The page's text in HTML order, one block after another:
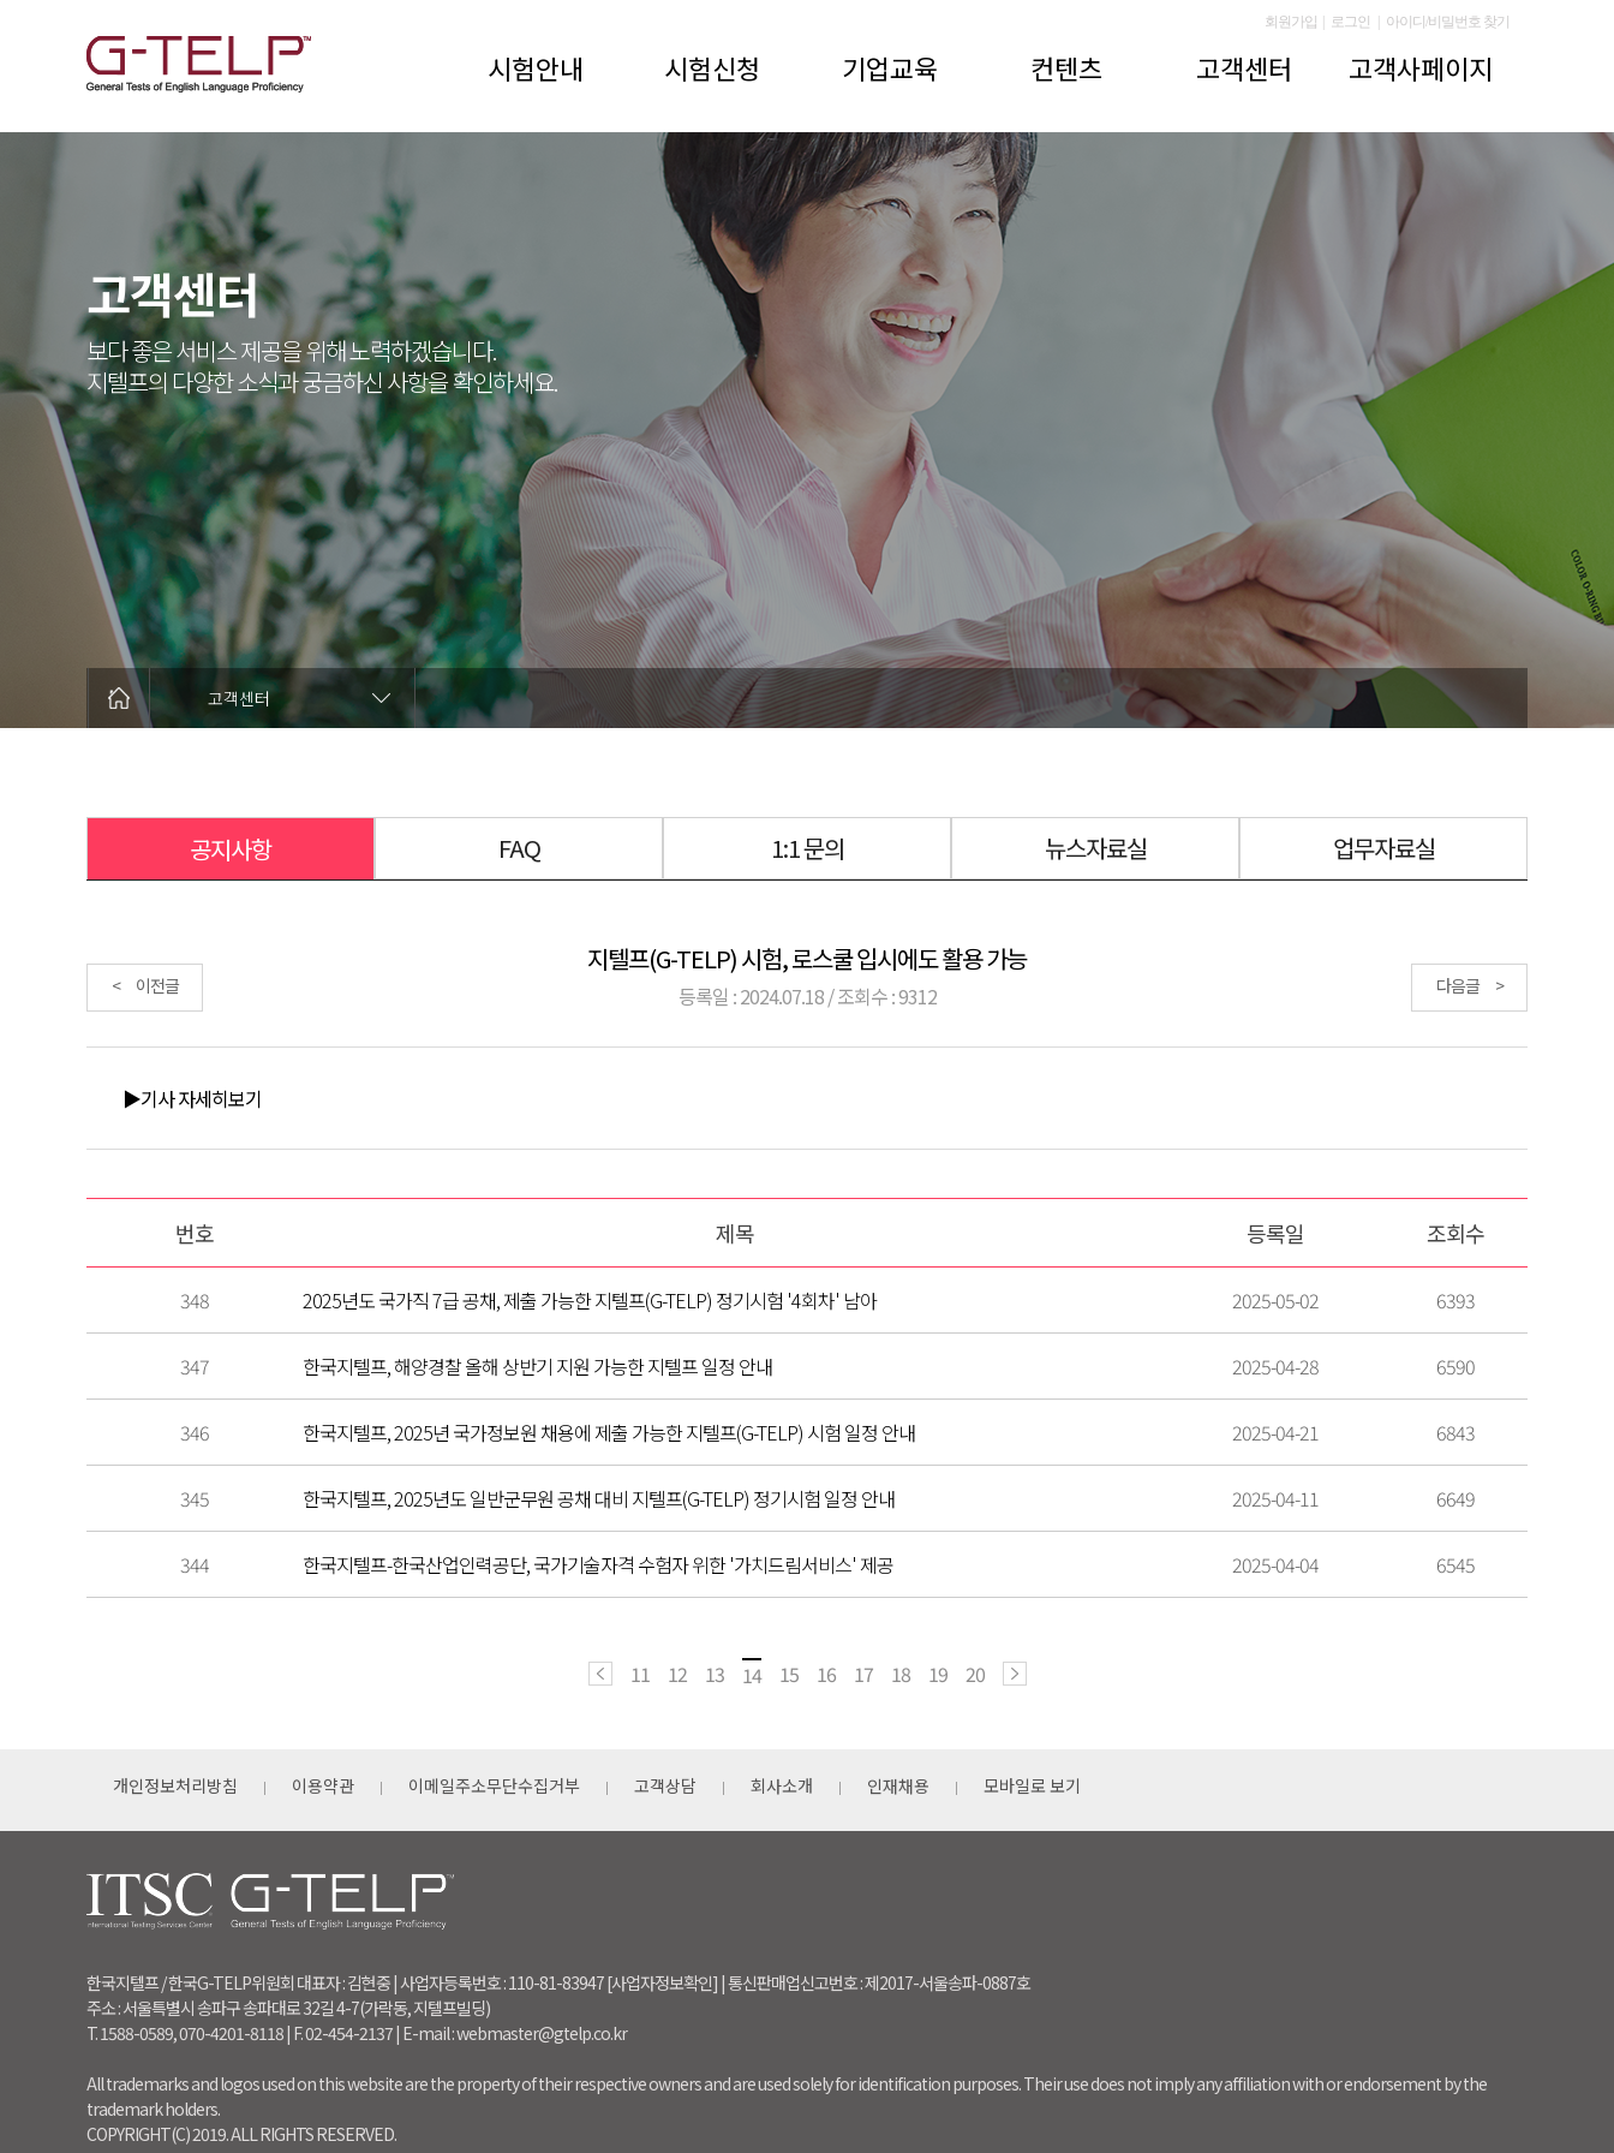
회원가입 로그인 아이디/비밀번호 찾기
시험안내 시험신청 기업교육 컨텐츠 고객센터 고객사페이지
고객센터
보다 좋은 서비스 제공을 위해 노력하겠습니다.
지텔프의 다양한 소식과 궁금하신 사항을 확인하세요.
고객센터
공지사항 FAQ 1:1 문의 뉴스자료실 업무자료실
지텔프(G-TELP) 시험, 로스쿨 입시에도 활용 가능
등록일 : 2024.07.18 / 조회수 : 9312
< 이전글 다음글 >
▶기사 자세히보기
번호 제목 등록일 조회수
348 2025년도 국가직 7급 공채, 제출 가능한 지텔프(G-TELP) 정기시험 '4회차' 남아 2025-05-02 6393
347 한국지텔프, 해양경찰 올해 상반기 지원 가능한 지텔프 일정 안내 2025-04-28 6590
346 한국지텔프, 2025년 국가정보원 채용에 제출 가능한 지텔프(G-TELP) 시험 일정 안내 2025-04-21 6843
345 한국지텔프, 2025년도 일반군무원 공채 대비 지텔프(G-TELP) 정기시험 일정 안내 2025-04-11 6649
344 한국지텔프-한국산업인력공단, 국가기술자격 수험자 위한 '가치드림서비스' 제공 2025-04-04 6545
11 12 13 14 15 16 17 18 19 20
개인정보처리방침 이용약관 이메일주소무단수집거부 고객상담 회사소개 인재채용 모바일로 보기
한국지텔프 / 한국G-TELP위원회 대표자 : 김현중 | 사업자등록번호 : 110-81-83947 [사업자정보확인] | 통신판매업신고번호 : 제2017-서울송파-0887호
주소 : 서울특별시 송파구 송파대로 32길 4-7(가락동, 지텔프빌딩)
T. 1588-0589, 070-4201-8118 | F. 02-454-2137 | E-mail : webmaster@gtelp.co.kr
All trademarks and logos used on this website are the property of their respective owners and are used solely for identification purposes. Their use does not imply any affiliation with or endorsement by the
trademark holders.
COPYRIGHT(C) 2019. ALL RIGHTS RESERVED.